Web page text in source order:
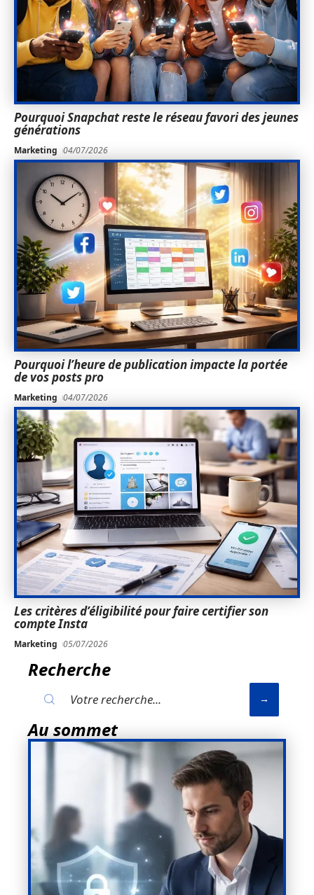
Pourquoi Snapchat reste le réseau favori des jeunes
générations
Marketing 04/07/2026
Pourquoi l’heure de publication impacte la portée
de vos posts pro
Marketing 04/07/2026
Les critères d’éligibilité pour faire certifier son
compte Insta
Marketing 05/07/2026
Recherche
Au sommet